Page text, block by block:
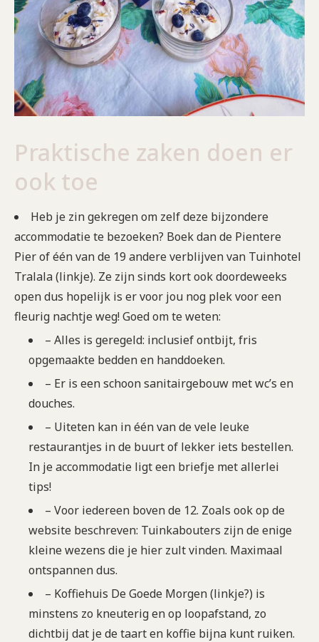
Praktische zaken doen er
ook toe
Heb je zin gekregen om zelf deze bijzondere
accommodatie te bezoeken? Boek dan de Pientere
Pier of één van de 19 andere verblijven van Tuinhotel
Tralala (linkje). Ze zijn sinds kort ook doordeweeks
open dus hopelijk is er voor jou nog plek voor een
fleurig nachtje weg! Goed om te weten:
– Alles is geregeld: inclusief ontbijt, fris
opgemaakte bedden en handdoeken.
– Er is een schoon sanitairgebouw met wc’s en
douches.
– Uiteten kan in één van de vele leuke
restaurantjes in de buurt of lekker iets bestellen.
In je accommodatie ligt een briefje met allerlei
tips!
– Voor iedereen boven de 12. Zoals ook op de
website beschreven: Tuinkabouters zijn de enige
kleine wezens die je hier zult vinden. Maximaal
ontspannen dus.
– Koffiehuis De Goede Morgen (linkje?) is
minstens zo kneuterig en op loopafstand, zo
dichtbij dat je de taart en koffie bijna kunt ruiken.